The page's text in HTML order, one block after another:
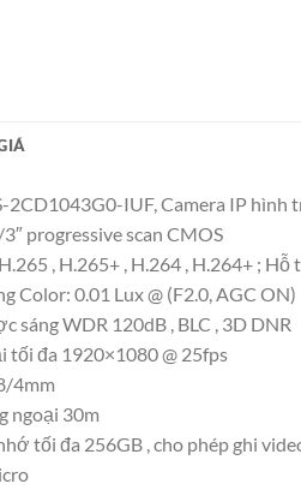
2CD1043G0-IUF, Camera IP
progressive scan CMOS
, H.265+ , H.264 , H.264+ ;
Color: 0.01 Lux @ (F2.0, AGC ON)
sáng WDR 120dB , BLC , 3D DNR
tối đa 1920×1080 @ 25fps
4mm
ngoại 30m
tối đa 256GB , cho phép ghi